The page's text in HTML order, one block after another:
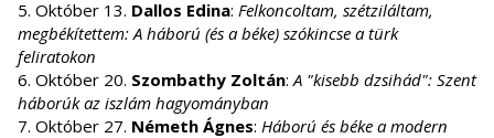
5. Október 13. Dallos Edina: Felkoncoltam, szétziláltam,
megbékítettem: A háború (és a béke) szókincse a türk
feliratokon
6. Október 20. Szombathy Zoltán:A "kisebb dzsihád": Szent
háborúk az iszlám hagyományban
7. Október 27. Németh Ágnes: Háború és béke a modern